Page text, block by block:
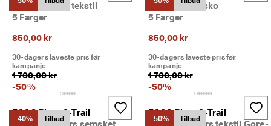
Dame slip-on tekstil
5 Farger
850,00 kr
30-dagers laveste pris før
kampanje
1 700,00 kr
-50%
Dame friluftssko
5 Farger
850,00 kr
30-dagers laveste pris før
kampanje
1 700,00 kr
-50%
-40% Tilbud
ECCO Biom C-Trail
-50% Tilbud
ECCO Biom C-Trail